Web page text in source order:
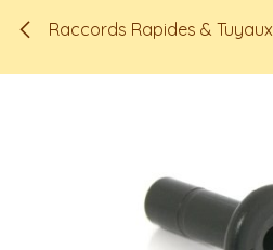
Raccords Rapides & Tuyaux